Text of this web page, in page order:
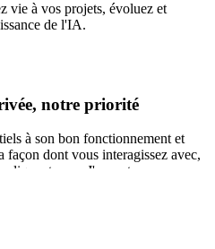
vie à vos projets, évoluez et
de l'IA.
notre priorité
à son bon fonctionnement et
façon dont vous interagissez avec,
sur « J'accepte », vous